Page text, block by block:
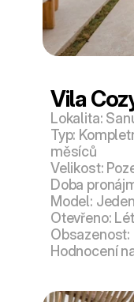
Vila
Lokalita:
Typ:
měsíců
Velikost:
Doba
Model:
Otevřeno:
Obsazenost:
Hodnocení